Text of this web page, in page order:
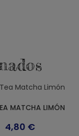
MATCHA LIMÓN
4,80 €